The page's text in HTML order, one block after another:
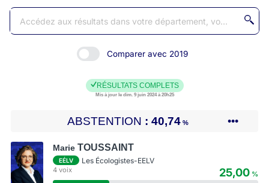
Comparer avec 2019
RÉSULTATS COMPLETS
Mis à jour le dim. 9 juin 2024 à 20h25
ABSTENTION 40,74 % •••
Marie TOUSSAINT
EÉLV Les Écologistes-EELV
4 voix 25,00 %